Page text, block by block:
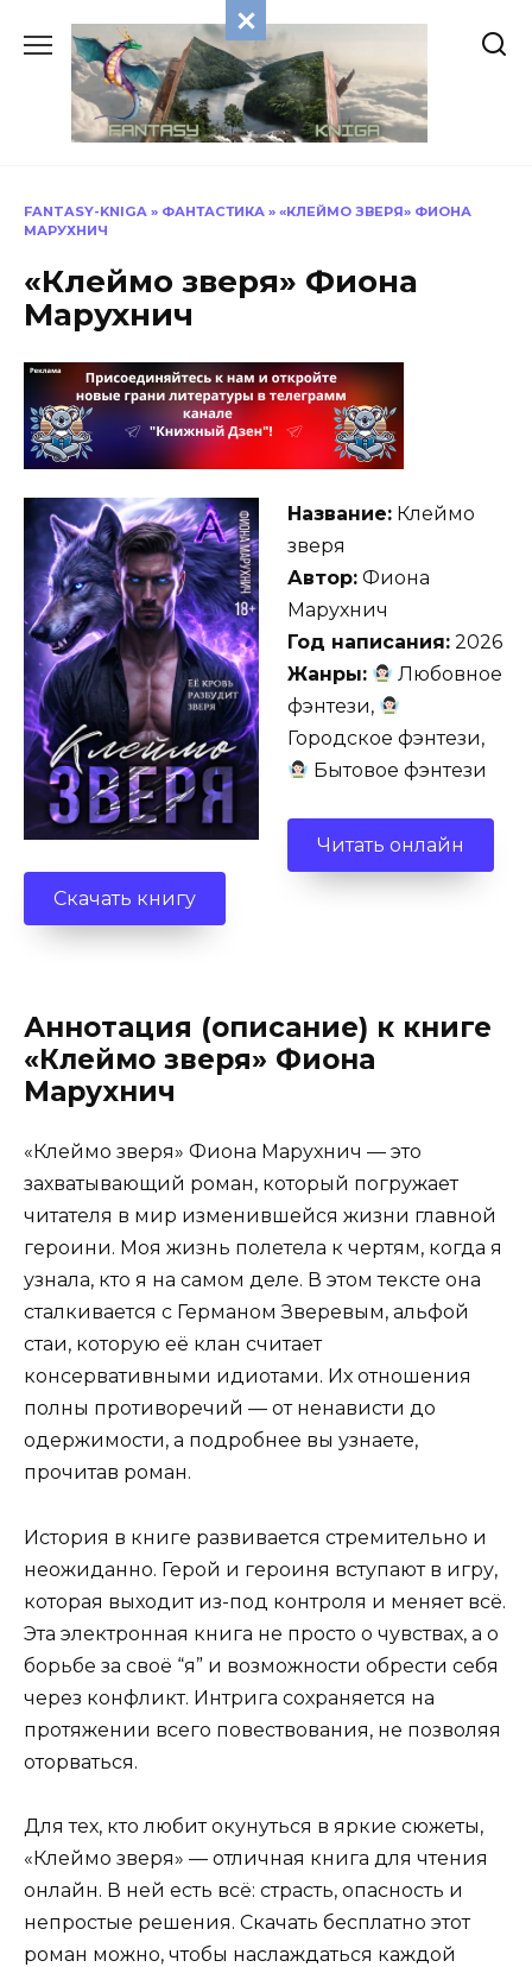
содержанию
FANTASY-KNIGA » ФАНТАСТИКА » «КЛЕЙМО ЗВЕРЯ» ФИОНА
МАРУХНИЧ
«Клеймо зверя» Фиона
Марухнич
Название: Клеймо
зверя
Автор: Фиона
Марухнич
Год написания: 2026
Жанры:
Любовное
фэнтези,
Городское фэнтези,
Бытовое фэнтези
Читать онлайн
Скачать книгу
Аннотация (описание) к книге
«Клеймо зверя» Фиона
Марухнич
«Клеймо зверя» Фиона Марухнич — это
захватывающий роман, который погружает
читателя в мир изменившейся жизни главной
героини. Моя жизнь полетела к чертям, когда я
узнала, кто я на самом деле. В этом тексте она
сталкивается с Германом Зверевым, альфой
стаи, которую её клан считает
консервативными идиотами. Их отношения
полны противоречий — от ненависти до
одержимости, а подробнее вы узнаете,
прочитав роман.
История в книге развивается стремительно и
неожиданно. Герой и героиня вступают в игру,
которая выходит из-под контроля и меняет всё.
Эта электронная книга не просто о чувствах, а о
борьбе за своё “я” и возможности обрести себя
через конфликт. Интрига сохраняется на
протяжении всего повествования, не позволяя
оторваться.
Для тех, кто любит окунуться в яркие сюжеты,
«Клеймо зверя» — отличная книга для чтения
онлайн. В ней есть всё: страсть, опасность и
непростые решения. Скачать бесплатно этот
роман можно, чтобы наслаждаться каждой